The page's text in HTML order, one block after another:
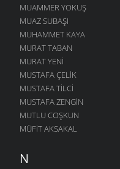
MUAMMER YOKUŞ
MUAZ SUBAŞI
MUHAMMET KAYA
MURAT TABAN
MURAT YENI
MUSTAFA ÇELIK
MUSTAFA TILCI
MUSTAFA ZENGIN
MUTLU COŞKUN
MÜFIT AKSAKAL
N